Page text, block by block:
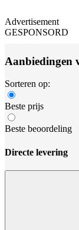
Advertisement
GESPONSORD
Aanbiedingen
Sorteren op:
Beste prijs
Beste beoordeling
Directe levering